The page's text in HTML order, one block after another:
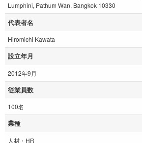
Lumphini, Pathum Wan, Bangkok 10330
代表者名
Hiromichi Kawata
設立年月
2012年9月
従業員数
100名
業種
人材・HR